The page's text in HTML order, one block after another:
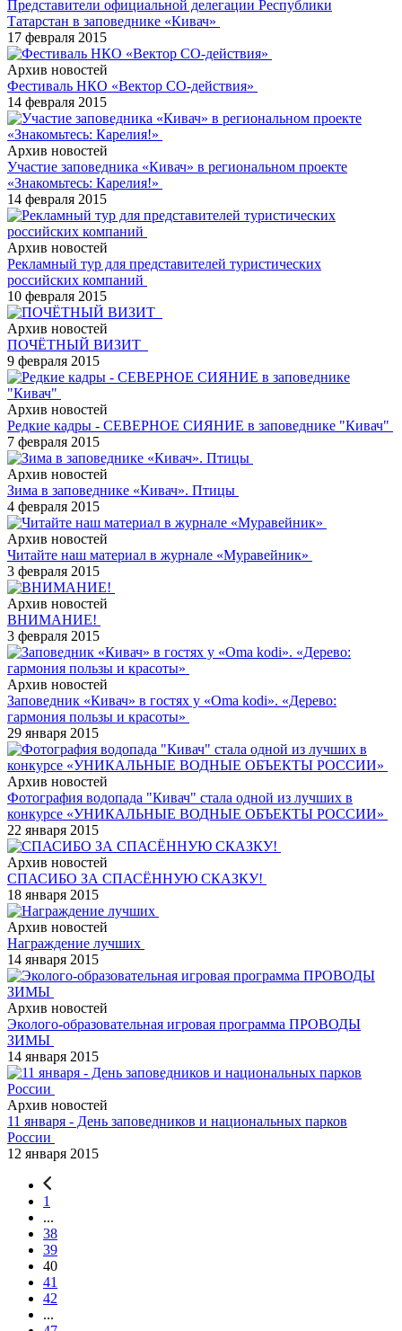
Представители официальной делегации Республики
Татарстан в заповеднике «Кивач»
17 февраля 2015
Архив новостей
Фестиваль НКО «Вектор СО-действия»
14 февраля 2015
Архив новостей
Участие заповедника «Кивач» в региональном проекте
«Знакомьтесь: Карелия!»
14 февраля 2015
Архив новостей
Рекламный тур для представителей туристических
российских компаний
10 февраля 2015
Архив новостей
ПОЧЁТНЫЙ ВИЗИТ
9 февраля 2015
Архив новостей
Редкие кадры - СЕВЕРНОЕ СИЯНИЕ в заповеднике "Кивач"
7 февраля 2015
Архив новостей
Зима в заповеднике «Кивач». Птицы
4 февраля 2015
Архив новостей
Читайте наш материал в журнале «Муравейник»
3 февраля 2015
Архив новостей
ВНИМАНИЕ!
3 февраля 2015
Архив новостей
Заповедник «Кивач» в гостях у «Oma kodi». «Дерево:
гармония пользы и красоты»
29 января 2015
Архив новостей
Фотография водопада "Кивач" стала одной из лучших в
конкурсе «УНИКАЛЬНЫЕ ВОДНЫЕ ОБЪЕКТЫ РОССИИ»
22 января 2015
Архив новостей
СПАСИБО ЗА СПАСЁННУЮ СКАЗКУ!
18 января 2015
Архив новостей
Награждение лучших
14 января 2015
Архив новостей
Эколого-образовательная игровая программа ПРОВОДЫ
ЗИМЫ
14 января 2015
Архив новостей
11 января - День заповедников и национальных парков
России
12 января 2015
1
...
38
39
40
41
42
...